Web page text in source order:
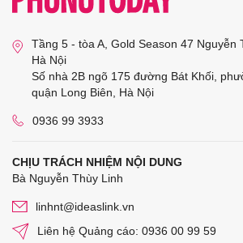
Tầng 5 - tòa A, Gold Season 47 Nguyễn
Hà Nội
Số nhà 2B ngõ 175 đường Bát Khối,
quận Long Biên, Hà Nội
0936 99 3933
CHỊU TRÁCH NHIỆM NỘI DUNG
Bà Nguyễn Thùy Linh
linhnt@ideaslink.vn
Liên hệ Quảng cáo: 0936 00 99 59